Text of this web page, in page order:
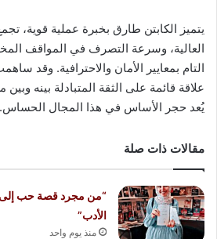
يتميز الكابتن طارق بخبرة عملية قوية، تجمع
العالية، وسرعة التصرف في المواقف
التام بمعايير الأمان والاحترافية. وقد
علاقة قائمة على الثقة المتبادلة بينه
يُعد حجر الأساس في هذا المجال الحساس.
مقالات ذات صلة
“من مجرد قصة حب إلى
الأدب”
منذ يوم واحد